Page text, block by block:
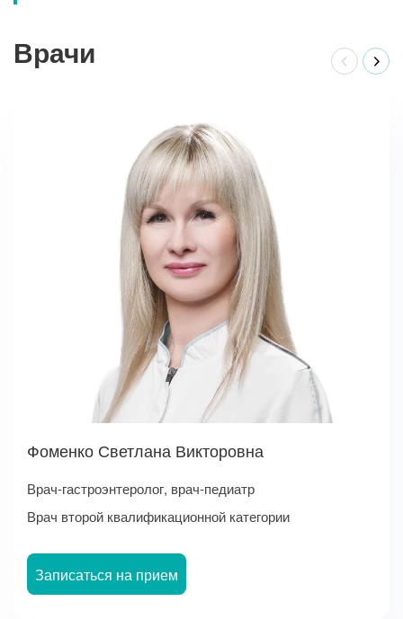
Врачи
Фоменко Светлана Викторовна
Врач-гастроэнтеролог, врач-педиатр
Врач второй квалификационной категории
Записаться на прием